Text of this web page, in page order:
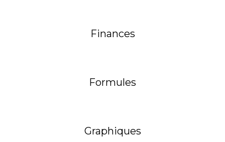
Finances
Formules
Graphiques